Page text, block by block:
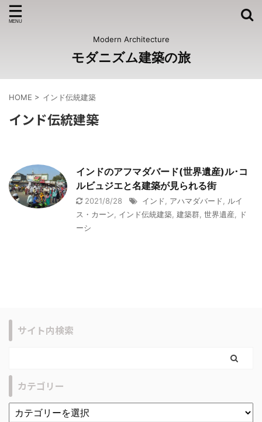
Modern Architecture
モダニズム建築の旅
HOME > インド伝統建築
インド伝統建築
インドのアフマダバード(世界遺産)ル･コ
ルビュジエと名建築が見られる街
2021/8/28 インド アハマダバード
ルイ
ス・カーン
インド伝統建築 建築群 世界遺産
ド
ーシ
サイト内検索
カテゴリー